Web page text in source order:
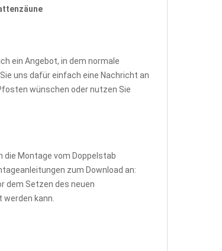
ein Angebot, in dem normale
uns dafür einfach eine Nachricht an
wünschen oder nutzen Sie
die Montage vom Doppelstab
zum Download an:
dem Setzen des neuen
kann.